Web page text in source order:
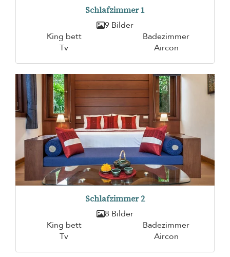
Schlafzimmer 1
9 Bilder
King bett
Badezimmer
Tv
Aircon
Schlafzimmer 2
8 Bilder
King bett
Badezimmer
Tv
Aircon